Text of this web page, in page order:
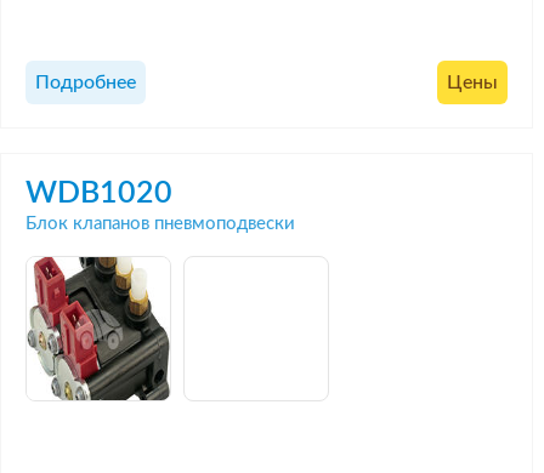
Подробнее Цены
WDB1020
Блок клапанов пневмоподвески